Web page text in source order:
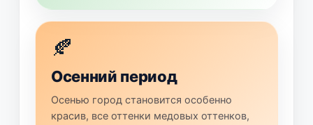
🍂
Осенний период
Осенью город становится особенно
красив, все оттенки медовых оттенков,